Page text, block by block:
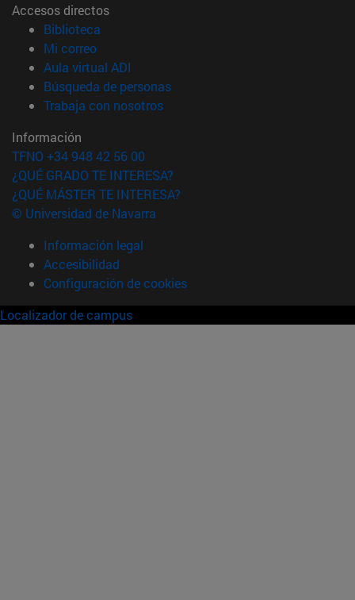
Accesos directos
Biblioteca
Mi correo(abre en nueva ventana)
Aula virtual ADI
Búsqueda de personas(abre en nueva ventana)
Trabaja con nosotros(abre en nueva ventana)
Información
TFNO +34 948 42 56 00
¿QUÉ GRADO TE INTERESA?
¿QUÉ MÁSTER TE INTERESA?
© Universidad de Navarra
Información legal
Accesibilidad
Configuración de cookies
Localizador de campus